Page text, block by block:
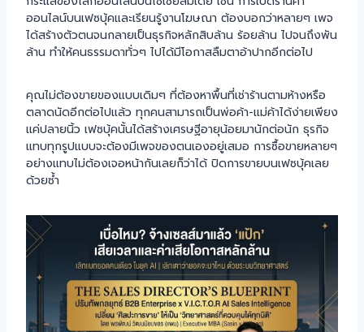
ออนไลน์บนเฟซบุ้คและเรียนรู้งานโฆษณา ต้องบอกว่าหลายๆ เพจ
ได้สร้างตัวตนจนกลายเป็นธุรกิจหลักสิบล้าน ร้อยล้าน ไปจนถึงพัน
ล้าน ทำให้คนธรรมดาทั่วๆ ไปได้มีโอกาสลืมตาอ้าปากอีกต่อไป
คุณไม่ต้องขายของแบบเดิมๆ ที่ต้องหาพื้นที่เช่าร้านตามห้างหรือ
ตลาดนัดอีกต่อไปแล้ว ทุกคนสามารถเป็นพ่อค้า-แม่ค้าได้ง่ายเพียง
แค่ปลายนิ้ว เฟซบุ้คนั้นได้สร้างเศรษฐีอายุน้อยมานักต่อนัก ธุรกิจ
แทบทุกรูปแบบจะต้องมีเพจของตนเองอยู่เสมอ การซื้อขายหลายๆ
อย่างแทบไม่ต้องเจอหน้ากันเลยก็ว่าได้ ปิดการขายบนเฟซบุ้คเลย
ด้วยซ้ำ